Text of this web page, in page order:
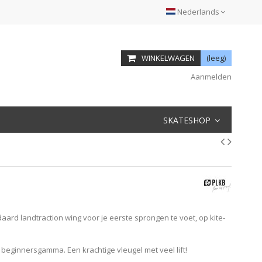
Nederlands
WINKELWAGEN
(leeg)
Aanmelden
SKATESHOP
landtraction wing voor je eerste sprongen te voet, op kite-
Een krachtige vleugel met veel lift!